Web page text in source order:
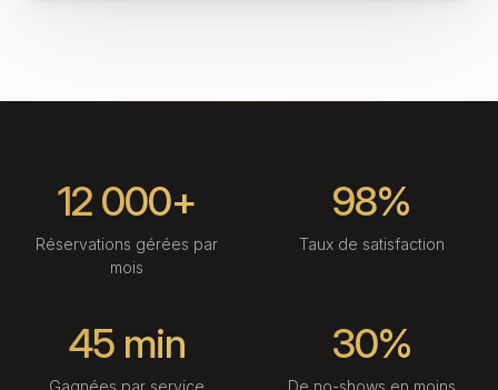
12 000+
Réservations gérées par
mois
98%
Taux de satisfaction
45 min
Gagnées par service
30%
De no-shows en moins